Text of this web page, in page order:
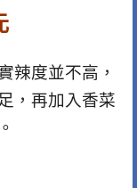
辣度並不高，
，再加入香菜